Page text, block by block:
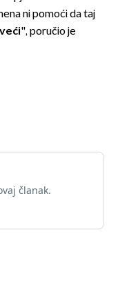
ni pomoći da taj
", poručio je
članak.